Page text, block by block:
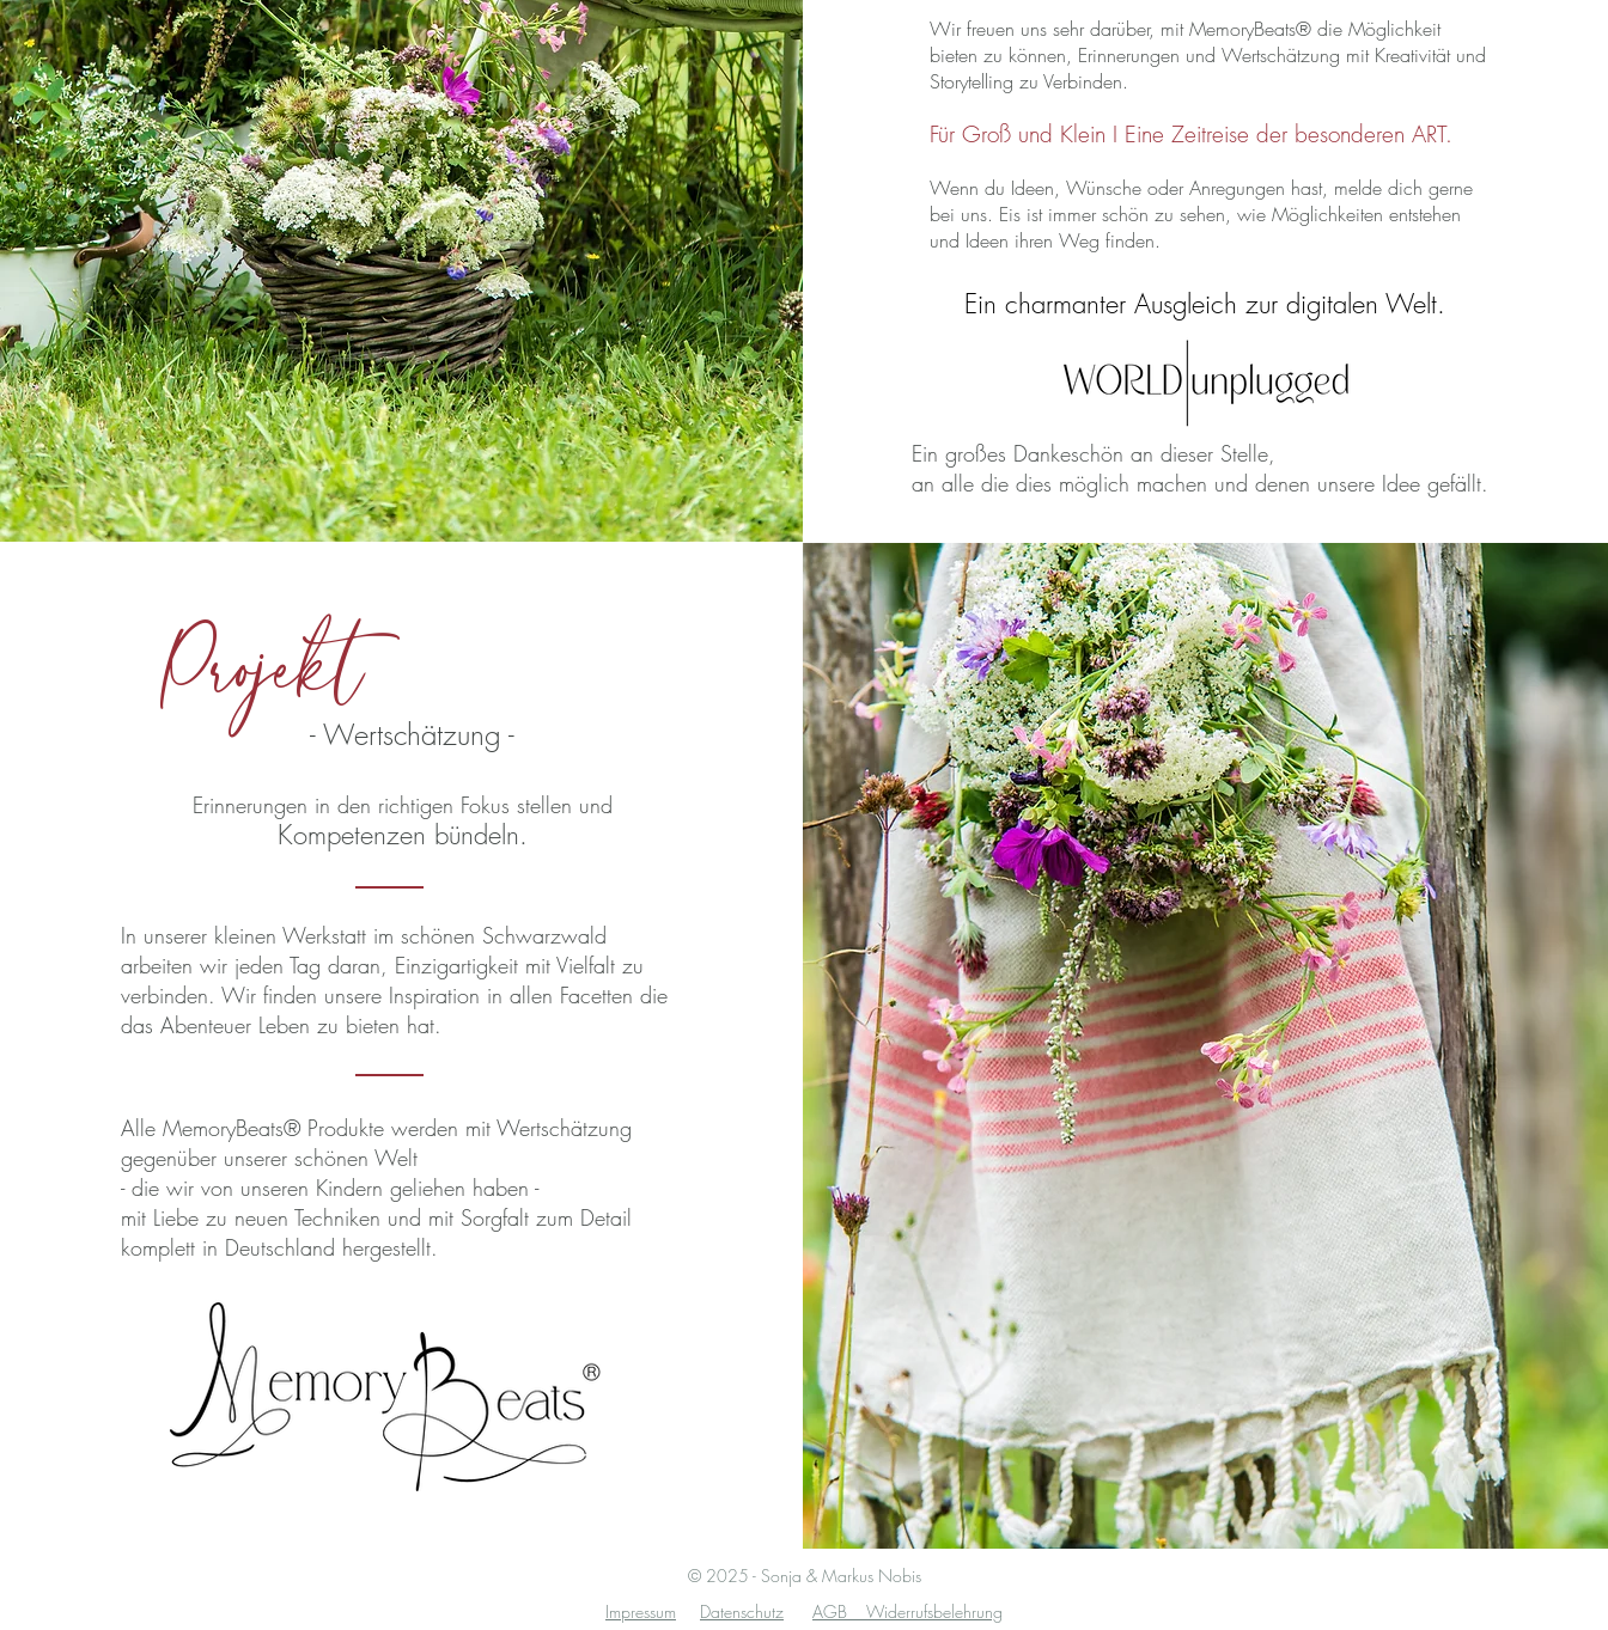
Wir freuen uns sehr darüber, mit MemoryBeats® die Möglichkeit
bieten zu können, Erinnerungen und Wertschätzung mit Kreativität und
Storytelling zu Verbinden.
Für Groß und Klein I Eine Zeitreise der besonderen ART.
Wenn du Ideen, Wünsche oder Anregungen hast, melde dich gerne
bei uns. Eis ist immer schön zu sehen, wie Möglichkeiten entstehen
und Ideen ihren Weg finden.
Ein charmanter Ausgleich zur digitalen Welt.
Ein großes Dankeschön an dieser Stelle,
an alle die dies möglich machen und denen unsere Idee gefällt.
Projekt- Wertschätzung -
Erinnerungen in den richtigen Fokus stellen und
Kompetenzen bündeln.
In unserer kleinen Werkstatt im schönen Schwarzwald
arbeiten wir jeden Tag daran, Einzigartigkeit mit Vielfalt zu
verbinden. Wir finden unsere Inspiration in allen Facetten die
das Abenteuer Leben zu bieten hat.
Alle MemoryBeats® Produkte werden mit Wertschätzung
gegenüber unserer schönen Welt
- die wir von unseren Kindern geliehen haben -
mit Liebe zu neuen Techniken und mit Sorgfalt zum Detail
komplett in Deutschland hergestellt.
© 2025 - Sonja & Markus Nobis
Impressum
Datenschutz AGB Widerrufsbelehrung